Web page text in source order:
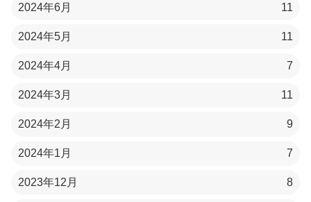
2024年6月 11
2024年5月 11
2024年4月 7
2024年3月 11
2024年2月 9
2024年1月 7
2023年12月 8